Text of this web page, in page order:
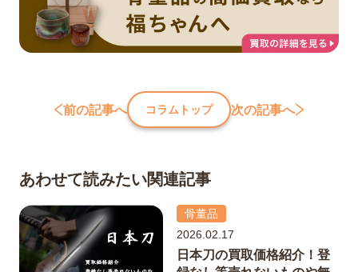
前の記事へ コラムトップ 次の記事へ
あわせて読みたい関連記事
骨董品
2026.02.17
日本刀の買取価格紹介！登